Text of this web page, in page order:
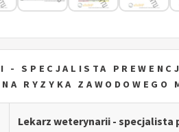
- SPECJALISTA
RYZYKA
Lekarz weterynarii - specjalista